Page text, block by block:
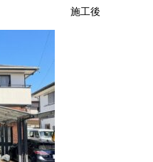
工後